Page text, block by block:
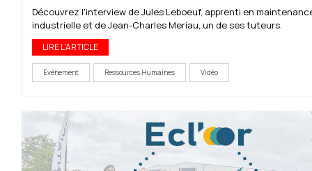
Découvrez l'interview de Jules Leboeuf, apprenti en
industrielle et de Jean-Charles Meriau, un de ses tuteurs.
LIRE L'ARTICLE
Evénement Ressources Humaines Vidéo